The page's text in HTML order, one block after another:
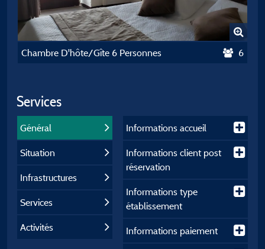
Chambre D'hôte/Gîte 6 Personnes 6
Services
Général
Situation
Infrastructures
Services
Activités
Informations accueil
Informations client post
réservation
Informations type
établissement
Informations paiement